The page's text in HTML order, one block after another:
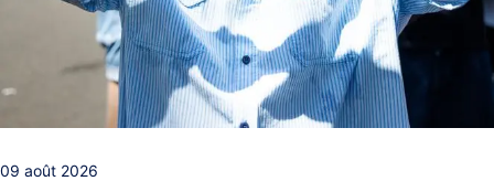
09 août 2026